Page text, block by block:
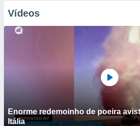
Vídeos
Enorme redemoinho de poeira
Itália